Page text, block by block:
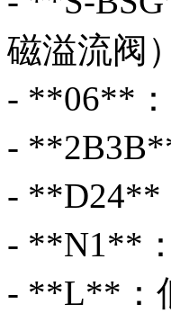
磁溢流阀）
- **06**
-
- **D24**
- **N1**
- **L**：